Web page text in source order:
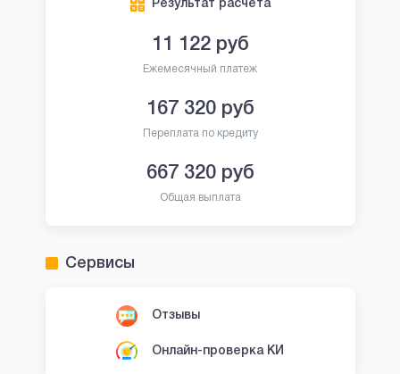
Результат расчета
11 122руб
Ежемесячный платеж
167 320руб
Переплата по кредиту
667 320руб
Общая выплата
Сервисы
Отзывы
Онлайн-проверка КИ